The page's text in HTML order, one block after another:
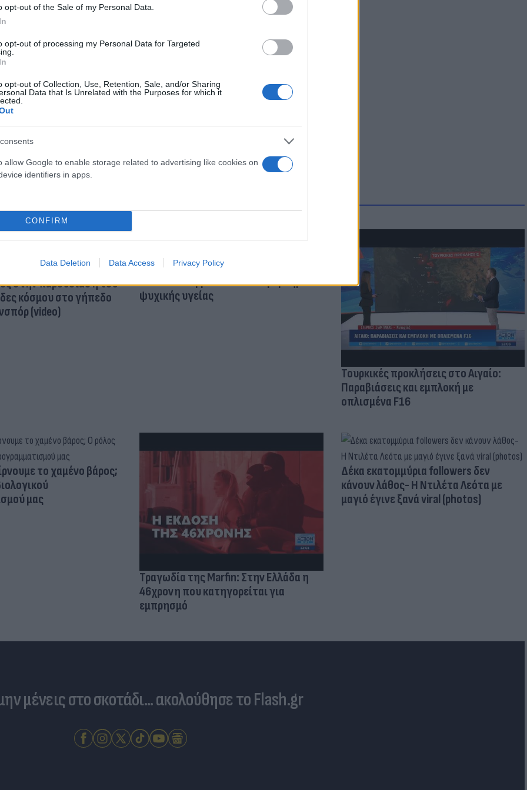
opt-out of the Sale of my Personal Data.
opt-out of processing my Personal Data for Targeted
opt-out of Collection, Use, Retention, Sale, and/or Sharing
Data that Is Unrelated with the Purposes for which it
allow Google to enable storage related to advertising like cookies on
identifiers in apps.
CONFIRM
Data Deletion Data Access Privacy Policy
με «mystery shopping» για τις
στην παρουσίαση του
κόσμου στο γήπεδο
(video)
Skin dysmorphia: Όταν η εμμονή με το
«τέλειο» δέρμα αποτελεί πρόβλημα
ψυχικής υγείας
Τουρκικές προκλήσεις στο Αιγαίο:
Παραβιάσεις και εμπλοκή με
οπλισμένα F16
το χαμένο βάρος;
μας
Τραγωδία της Marfin: Στην Ελλάδα η
46χρονη που κατηγορείται για
εμπρησμό
Δέκα εκατομμύρια followers δεν
κάνουν λάθος- Η Ντιλέτα Λεότα με
μαγιό έγινε ξανά viral (photos)
μένεις στο σκοτάδι... ακολούθησε το Flash.gr